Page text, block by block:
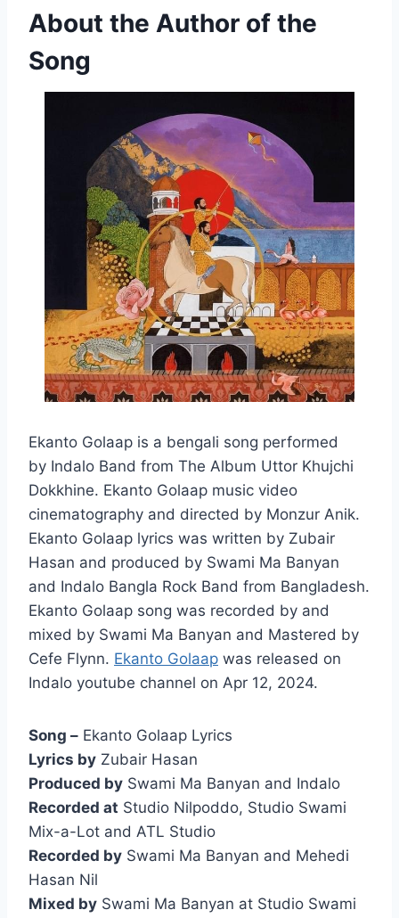
About the Author of the
Song
Ekanto Golaap is a bengali song performed
by Indalo Band from The Album Uttor Khujchi
Dokkhine. Ekanto Golaap music video
cinematography and directed by Monzur Anik.
Ekanto Golaap lyrics was written by Zubair
Hasan and produced by Swami Ma Banyan
and Indalo Bangla Rock Band from Bangladesh.
Ekanto Golaap song was recorded by and
mixed by Swami Ma Banyan and Mastered by
Cefe Flynn. Ekanto Golaap was released on
Indalo youtube channel on Apr 12, 2024.
Song – Ekanto Golaap Lyrics
Lyrics by Zubair Hasan
Produced by Swami Ma Banyan and Indalo
Recorded at Studio Nilpoddo, Studio Swami
Mix-a-Lot and ATL Studio
Recorded by Swami Ma Banyan and Mehedi
Hasan Nil
Mixed by Swami Ma Banyan at Studio Swami